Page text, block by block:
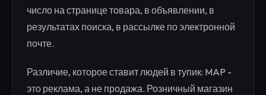
число на странице товара, в объявлении, в
результатах поиска, в рассылке по электронной
почте.
Различие, которое ставит людей в тупик: MAP -
это реклама, а не продажа. Розничный магазин